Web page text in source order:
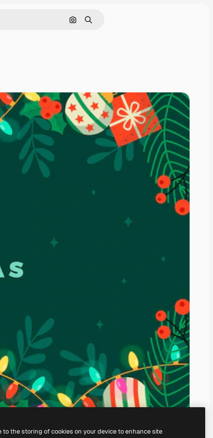
Buscar por imagen
Buscar
to the storing of cookies on your device to enhance site